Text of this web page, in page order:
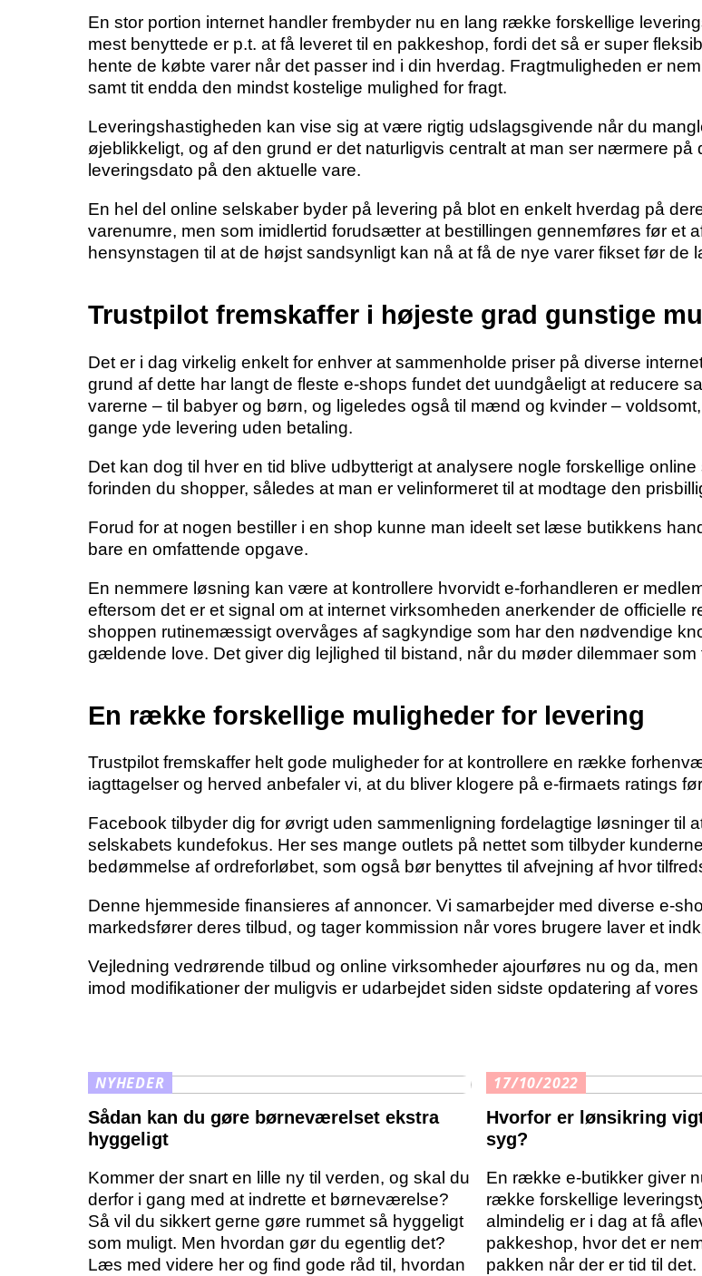
En stor portion internet handler frembyder nu en lang række forskellige
mest benyttede er p.t. at få leveret til en pakkeshop, fordi det så er super
hente de købte varer når det passer ind i din hverdag. Fragtmuligheden er
samt tit endda den mindst kostelige mulighed for fragt.
Leveringshastigheden kan vise sig at være rigtig udslagsgivende når du
øjeblikkeligt, og af den grund er det naturligvis centralt at man ser nærmere på
leveringsdato på den aktuelle vare.
En hel del online selskaber byder på levering på blot en enkelt hverdag på
varenumre, men som imidlertid forudsætter at bestillingen gennemføres før et
hensynstagen til at de højst sandsynligt kan nå at få de nye varer fikset før de
Trustpilot fremskaffer i højeste grad gunstige
Det er i dag virkelig enkelt for enhver at sammenholde priser på diverse
grund af dette har langt de fleste e-shops fundet det uundgåeligt at reducere
varerne – til babyer og børn, og ligeledes også til mænd og kvinder –
gange yde levering uden betaling.
Det kan dog til hver en tid blive udbytterigt at analysere nogle forskellige
forinden du shopper, således at man er velinformeret til at modtage den
Forud for at nogen bestiller i en shop kunne man ideelt set læse butikkens
bare en omfattende opgave.
En nemmere løsning kan være at kontrollere hvorvidt e-forhandleren er
eftersom det er et signal om at internet virksomheden anerkender de officielle
shoppen rutinemæssigt overvåges af sagkyndige som har den nødvendige
gældende love. Det giver dig lejlighed til bistand, når du møder dilemmaer
En række forskellige muligheder for levering
Trustpilot fremskaffer helt gode muligheder for at kontrollere en række
iagttagelser og herved anbefaler vi, at du bliver klogere på e-firmaets ratings
Facebook tilbyder dig for øvrigt uden sammenligning fordelagtige løsninger til
selskabets kundefokus. Her ses mange outlets på nettet som tilbyder
bedømmelse af ordreforløbet, som også bør benyttes til afvejning af hvor
Denne hjemmeside finansieres af annoncer. Vi samarbejder med diverse e-
markedsfører deres tilbud, og tager kommission når vores brugere laver et
Vejledning vedrørende tilbud og online virksomheder ajourføres nu og da,
imod modifikationer der muligvis er udarbejdet siden sidste opdatering af vores
NYHEDER
Sådan kan du gøre børneværelset ekstra
hyggeligt
Kommer der snart en lille ny til verden, og skal du
derfor i gang med at indrette et børneværelse?
Så vil du sikkert gerne gøre rummet så hyggeligt
som muligt. Men hvordan gør du egentlig det?
Læs med videre her og find gode råd til, hvordan
17/10/2022
Hvorfor er lønsikring
syg?
En række e-butikker giver
række forskellige
almindelig er i dag at få
pakkeshop, hvor det er
pakken når der er tid til